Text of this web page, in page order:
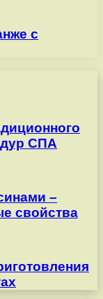
с
СПА
–
свойства